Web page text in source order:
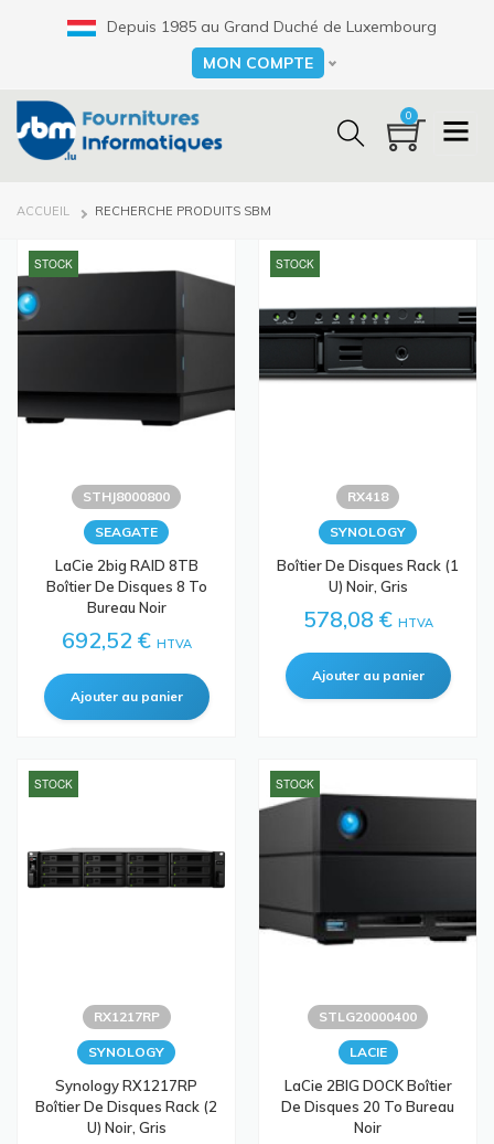
Depuis 1985 au Grand Duché de Luxembourg
Select your language
MON COMPTE
0
FIL
ACCUEIL RECHERCHE PRODUITS SBM
STOCK
STHJ8000800
SEAGATE
LaCie 2big RAID 8TB
Boîtier De Disques 8 To
Bureau Noir
692,52 € HTVA
STOCK
RX418
SYNOLOGY
Boîtier De Disques Rack (1
U) Noir, Gris
578,08 € HTVA
STOCK
RX1217RP
SYNOLOGY
Synology RX1217RP
Boîtier De Disques Rack (2
U) Noir, Gris
STOCK
STLG20000400
LACIE
LaCie 2BIG DOCK Boîtier
De Disques 20 To Bureau
Noir